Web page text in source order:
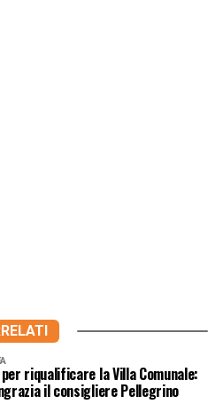
riqualificare la Villa Comunale:
il consigliere Pellegrino